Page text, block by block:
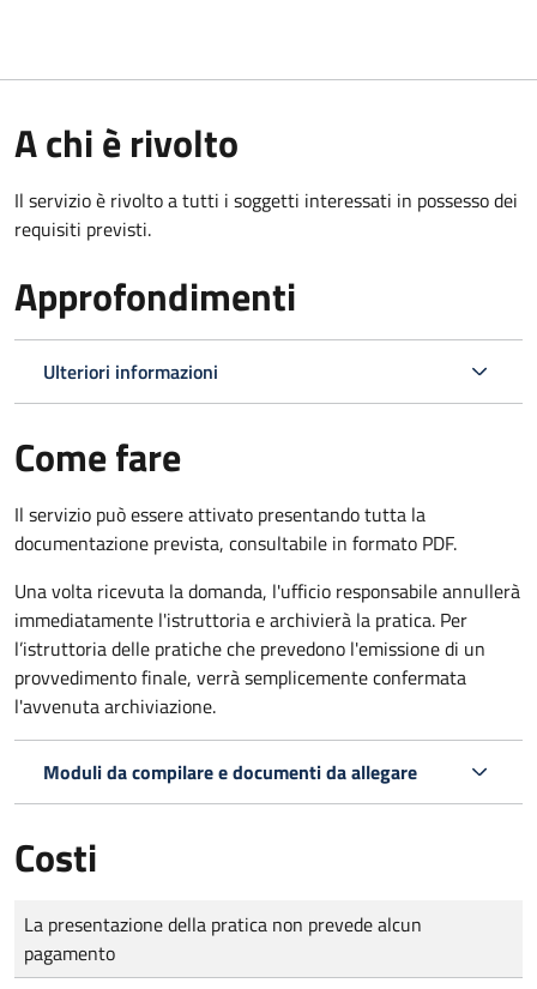
A chi è rivolto
Il servizio è rivolto a tutti i soggetti interessati in possesso dei
requisiti previsti.
Approfondimenti
Ulteriori informazioni
Come fare
Il servizio può essere attivato presentando tutta la
documentazione prevista, consultabile in formato PDF.
Una volta ricevuta la domanda, l'ufficio responsabile annullerà
immediatamente l'istruttoria e archivierà la pratica. Per
l’istruttoria delle pratiche che prevedono l'emissione di un
provvedimento finale, verrà semplicemente confermata
l'avvenuta archiviazione.
Moduli da compilare e documenti da allegare
Costi
Tipo di pagamento
Importo
La presentazione della pratica non prevede alcun
pagamento